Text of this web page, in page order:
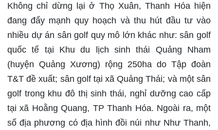
Không chỉ dừng lại ở Thọ Xuân, Thanh Hóa hiện
đang đẩy mạnh quy hoạch và thu hút đầu tư vào
nhiều dự án sân golf quy mô lớn khác như: sân golf
quốc tế tại Khu du lịch sinh thái Quảng Nham
(huyện Quảng Xương) rộng 250ha do Tập đoàn
T&T đề xuất; sân golf tại xã Quảng Thái; và một sân
golf trong khu đô thị sinh thái, nghỉ dưỡng cao cấp
tại xã Hoằng Quang, TP Thanh Hóa. Ngoài ra, một
số địa phương có địa hình đồi núi như Như Thanh,